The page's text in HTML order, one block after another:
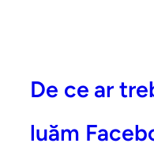
De ce ar
luăm